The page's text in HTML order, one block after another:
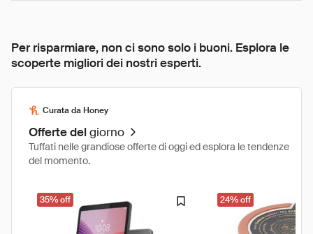
Per risparmiare, non ci sono solo i buoni. Esplora le
scoperte migliori dei nostri esperti.
Curata da Honey
Offerte delgiorno
Tuffati nelle grandiose offerte di oggi ed esplora le tendenze
del momento.
35% off 24% off